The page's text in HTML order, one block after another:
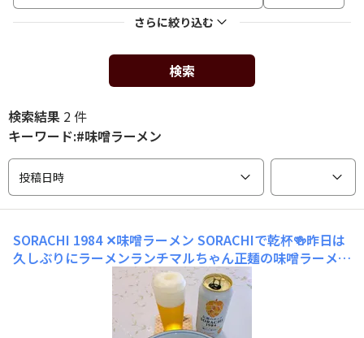
さらに絞り込む
検索
検索結果 2 件
キーワード:#味噌ラーメン
投稿日時
SORACHI 1984 ✕味噌ラーメン SORACHIで乾杯🍻昨日は
久しぶりにラーメンランチマルちゃん正麺の味噌ラーメン
に、もやしとニラ炒め、鶏ももミンチの肉味噌、温玉をト
ッピング少なめご飯と一緒にいただきました美味しかった
です ご馳走さまでした🙏